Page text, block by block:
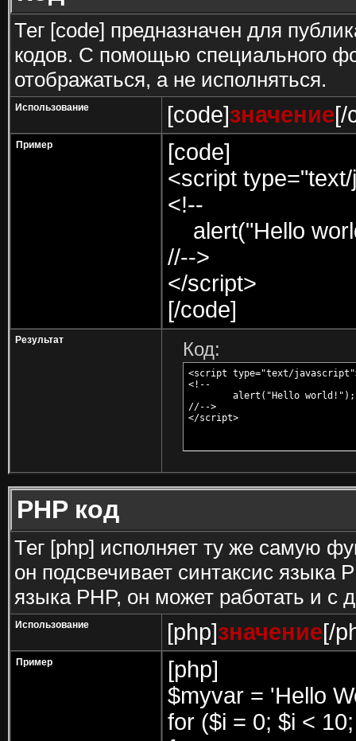
Тег [code] предназначен для
кодов. С помощью специального
отображаться, а не исполняться.
Использование [code]значение[/
Пример
[code]
<script
<!--
alert("Hello
//-->
</script>
[/code]
Результат Код:
<script type="text/
<!--
//-->
</script>
PHP код
Тег [php] исполняет ту же самую
он подсвечивает синтаксис языка
языка PHP, он может работать и с
Использование [php]значение[/
Пример
[php]
$myvar = 'Hello
for ($i = 0; $i <